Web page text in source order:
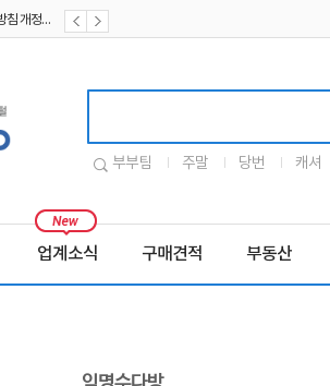
[공지] [호텔업] 유료서비스 이용약관 개정본2 (19.09.02)
부부팀 주말 당번 캐셔
업계소식 구매견적 부동산